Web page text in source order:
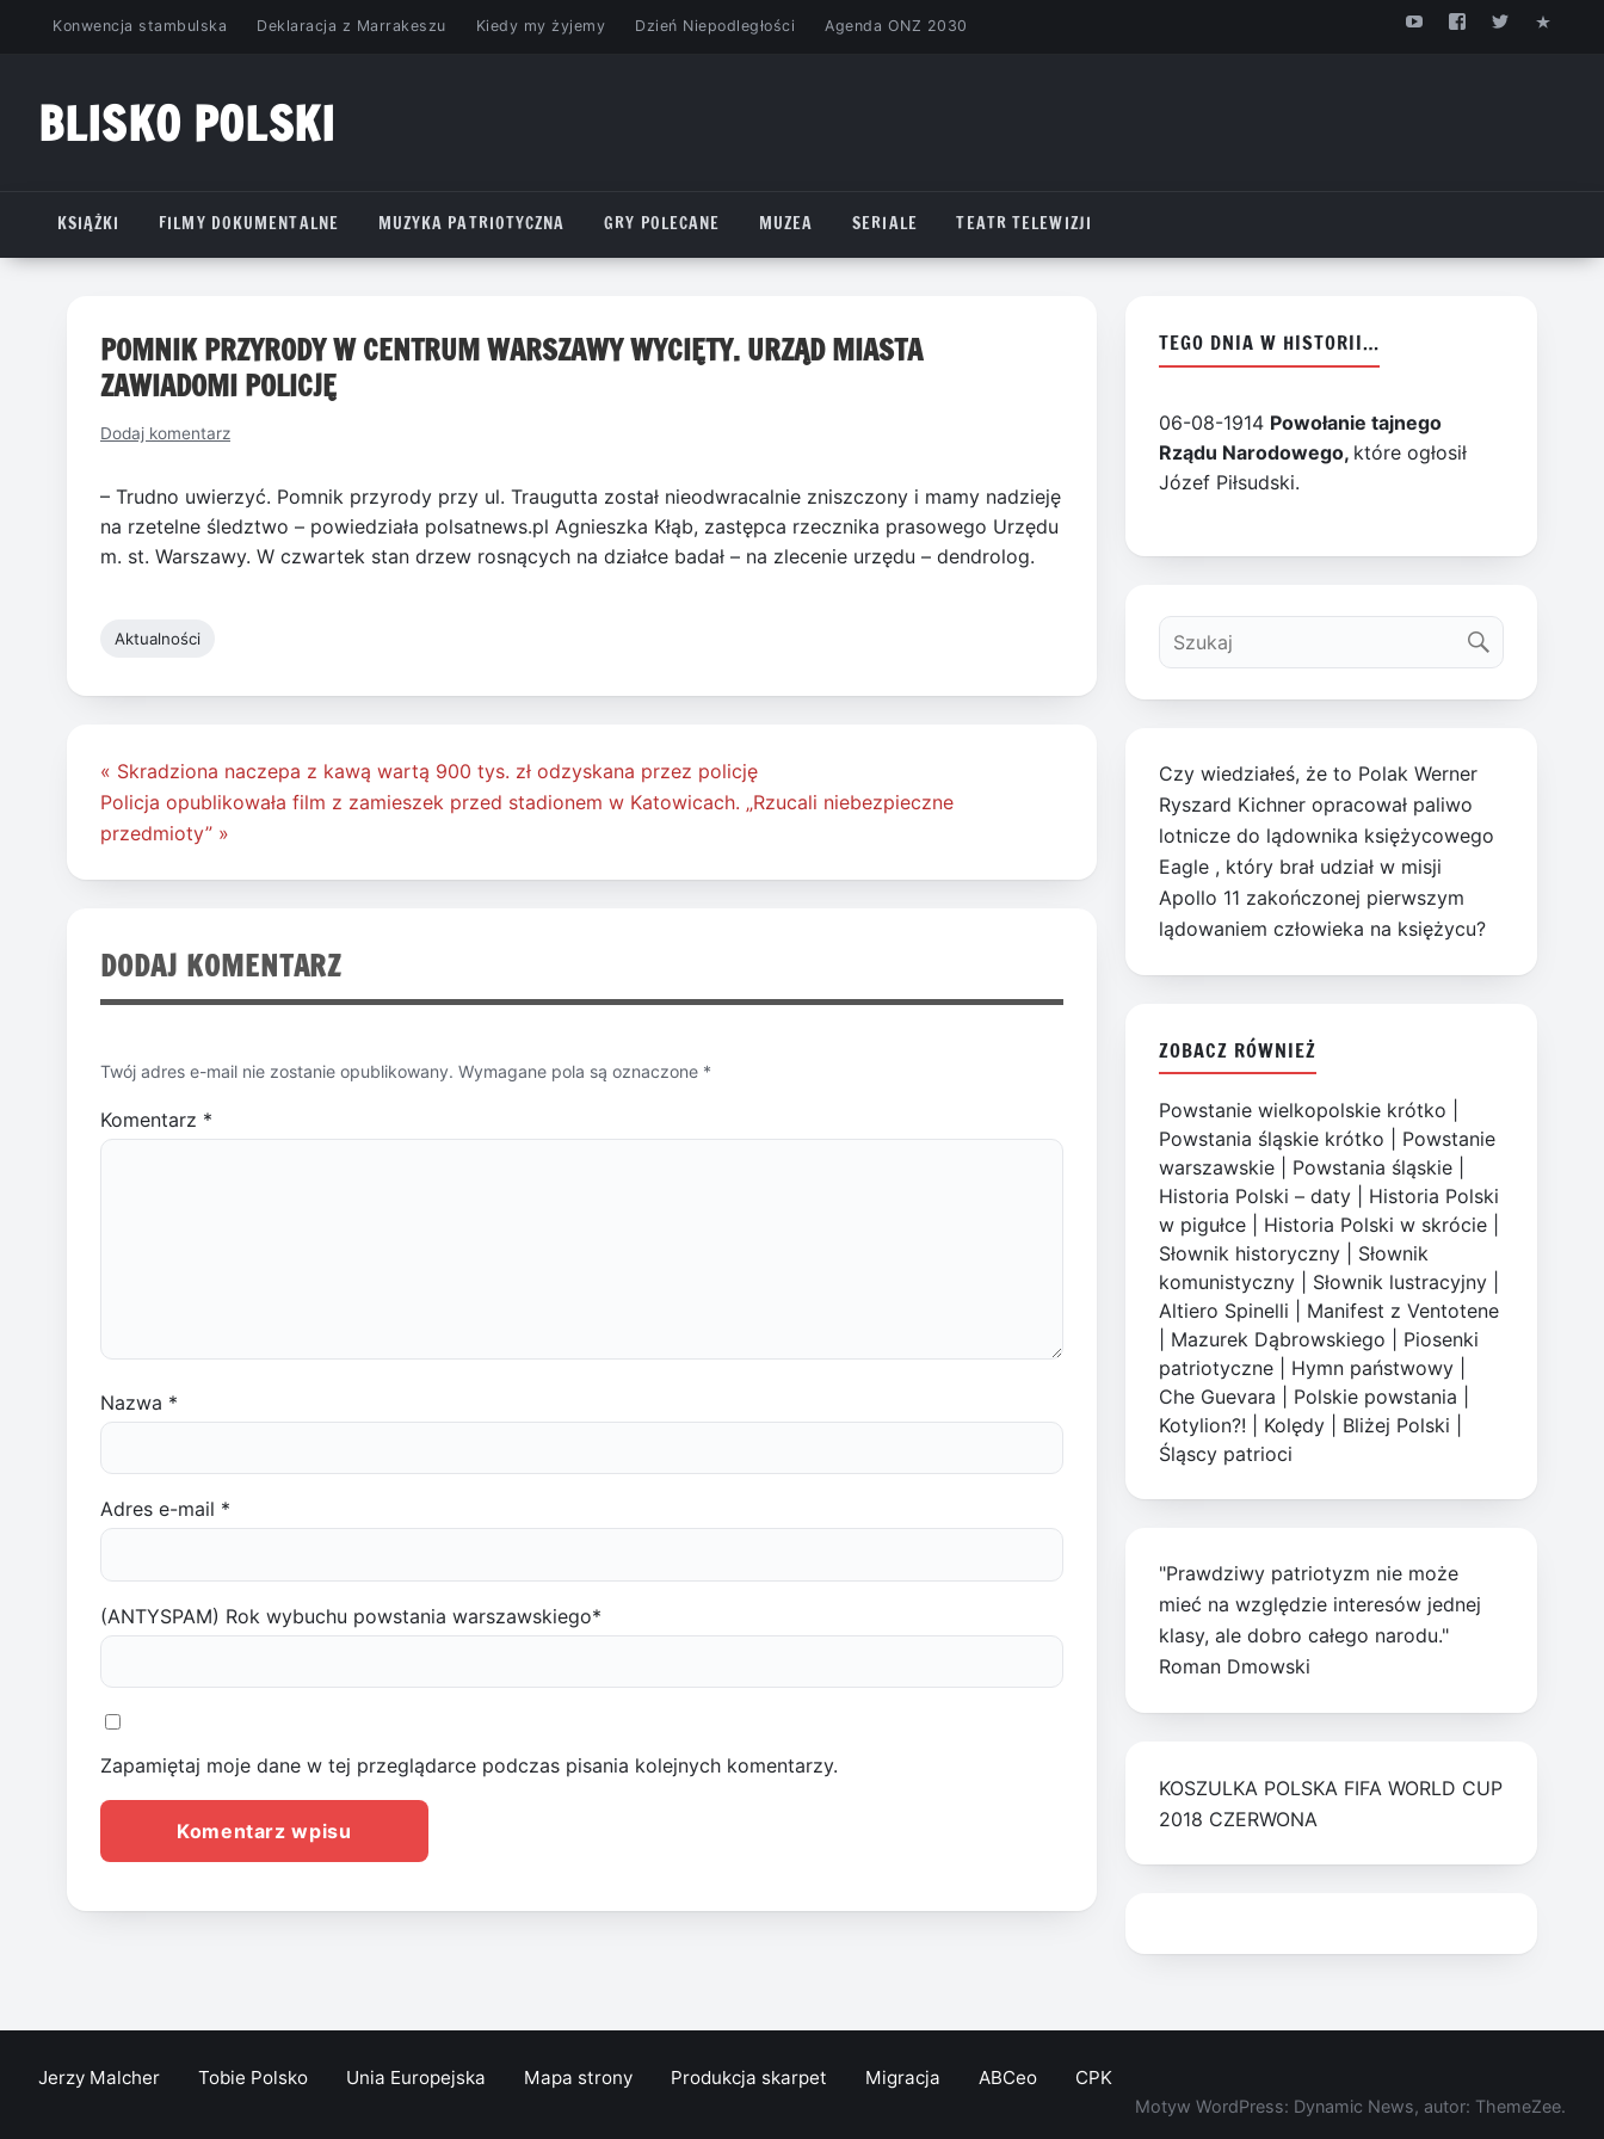
PrzejdźKonwencja stambulska Deklaracja z Marrakeszu Kiedy my żyjemy Dzień Niepodległości Agenda ONZ 2030
BLISKO POLSKI
KSIĄŻKI
FILMY DOKUMENTALNE MUZYKA PATRIOTYCZNA GRY POLECANE MUZEA SERIALE TEATR TELEWIZJI
POMNIK PRZYRODY W CENTRUM WARSZAWY WYCIĘTY. URZĄD MIASTA
ZAWIADOMI POLICJĘ
Dodaj komentarz
– Trudno uwierzyć. Pomnik przyrody przy ul. Traugutta został nieodwracalnie zniszczony i mamy nadzieję
na rzetelne śledztwo – powiedziała polsatnews.pl Agnieszka Kłąb, zastępca rzecznika prasowego Urzędu
m. st. Warszawy. W czwartek stan drzew rosnących na działce badał – na zlecenie urzędu – dendrolog.
Aktualności
Nawigacja
wpisu
« Skradziona naczepa z kawą wartą 900 tys. zł odzyskana przez policję
Policja opublikowała film z zamieszek przed stadionem w Katowicach. „Rzucali niebezpieczne
przedmioty” »
DODAJ KOMENTARZ
Twój adres e-mail nie zostanie opublikowany. Wymagane pola są oznaczone *
Komentarz *
Nazwa *
Adres e-mail *
(ANTYSPAM) Rok wybuchu powstania warszawskiego*
Zapamiętaj moje dane w tej przeglądarce podczas pisania kolejnych komentarzy.
TEGO DNIA W HISTORII…
06-08-1914 Powołanie tajnego
Rządu Narodowego, które ogłosił
Józef Piłsudski.
Czy wiedziałeś, że to Polak Werner
Ryszard Kichner opracował paliwo
lotnicze do lądownika księżycowego
Eagle , który brał udział w misji
Apollo 11 zakończonej pierwszym
lądowaniem człowieka na księżycu?
ZOBACZ RÓWNIEŻ
Powstanie wielkopolskie krótko
Powstania śląskie krótko
Powstanie
warszawskie
Powstania śląskie
Historia Polski – daty
Historia Polski
w pigułce
Historia Polski w skrócie
Słownik historyczny
Słownik
komunistyczny
Słownik lustracyjny
Altiero Spinelli
Manifest z Ventotene
Mazurek Dąbrowskiego
Piosenki
patriotyczne
Hymn państwowy
Che Guevara
Polskie powstania
Kotylion?!
Kolędy Bliżej Polski
Śląscy patrioci
"Prawdziwy patriotyzm nie może
mieć na względzie interesów jednej
klasy, ale dobro całego narodu."
Roman Dmowski
KOSZULKA POLSKA FIFA WORLD CUP
2018 CZERWONA
Jerzy Malcher Tobie Polsko Unia Europejska Mapa strony Produkcja skarpet Migracja ABCeo CPK
Motyw WordPress: Dynamic News, autor: ThemeZee.